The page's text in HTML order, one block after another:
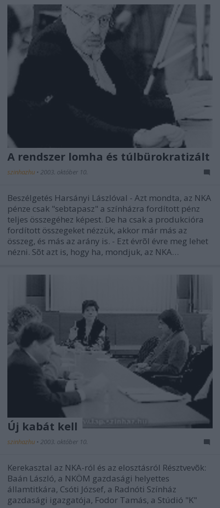
A rendszer lomha és túlbürokratizált
szinhazhu • 2003. október 10.
Beszélgetés Harsányi Lászlóval - Azt mondta, az NKA
pénze csak "sebtapasz" a színházra fordított pénz
teljes összegéhez képest. De ha csak a produkcióra
fordított összegeket nézzük, akkor már más az
összeg, és más az arány is. - Ezt évrõl évre meg lehet
nézni. Sõt azt is, hogy ha, mondjuk, az NKA…
Új kabát kell
szinhazhu • 2003. október 10.
Kerekasztal az NKA-ról és az elosztásról Résztvevõk:
Baán László, a NKÖM gazdasági helyettes
államtitkára, Csóti József, a Radnóti Színház
gazdasági igazgatója, Fodor Tamás, a Stúdió "K"